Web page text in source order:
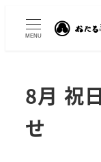
MENU
8月 祝
せ